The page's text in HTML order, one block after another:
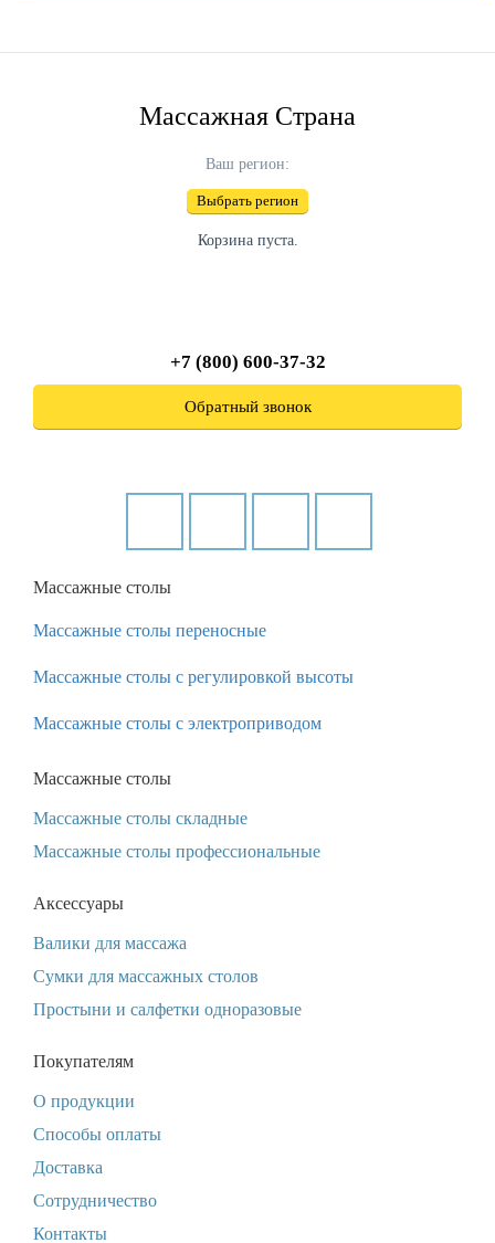
Массажная Страна
Ваш регион:
Выбрать регион
Корзина пуста.
+7 (800) 600-37-32
Обратный звонок
Массажные столы
Массажные столы переносные
Массажные столы с регулировкой высоты
Массажные столы с электроприводом
Массажные столы
Массажные столы складные
Массажные столы профессиональные
Аксессуары
Валики для массажа
Сумки для массажных столов
Простыни и салфетки одноразовые
Покупателям
О продукции
Способы оплаты
Доставка
Сотрудничество
Контакты